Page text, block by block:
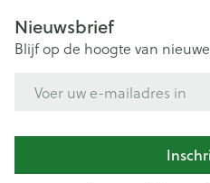
Nieuwsbrief
Blijf op de hoogte van